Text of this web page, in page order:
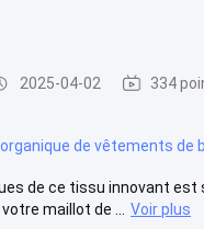
2025-04-02 334
de vêtements de
de ce tissu innovant
maillot de ...
Voir plus